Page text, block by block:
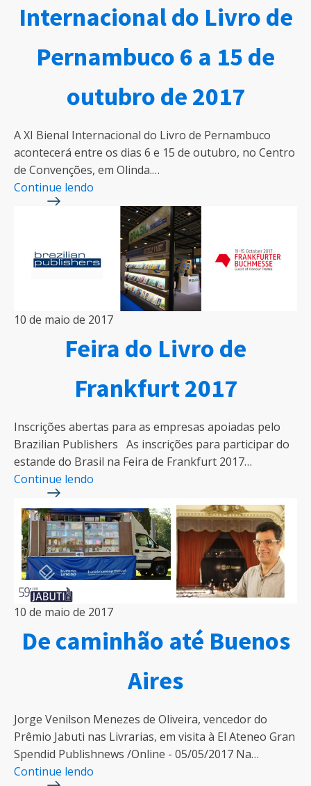
Internacional do Livro de
Pernambuco 6 a 15 de
outubro de 2017
A XI Bienal Internacional do Livro de Pernambuco
acontecerá entre os dias 6 e 15 de outubro, no Centro
de Convenções, em Olinda.…
Continue lendo
10 de maio de 2017
Feira do Livro de
Frankfurt 2017
Inscrições abertas para as empresas apoiadas pelo
Brazilian Publishers As inscrições para participar do
estande do Brasil na Feira de Frankfurt 2017…
Continue lendo
10 de maio de 2017
De caminhão até Buenos
Aires
Jorge Venilson Menezes de Oliveira, vencedor do
Prêmio Jabuti nas Livrarias, em visita à El Ateneo Gran
Spendid Publishnews /Online - 05/05/2017 Na…
Continue lendo